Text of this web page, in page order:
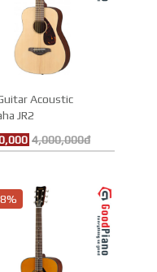
Acoustic
JR2
4,000,000đ